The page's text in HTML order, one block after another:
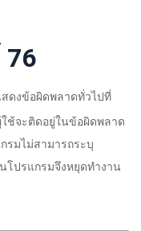
ดงข้อผิดพลาดทั่วไปที่
ช้จะติดอยู่ในข้อผิดพลาด
รมไม่สามารถระบุ
โปรแกรมจึงหยุดทำงาน